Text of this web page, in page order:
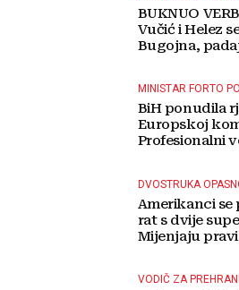
BUKNUO
Vučić i Helez
Bugojna,
MINISTAR FORTO
BiH ponudila
Europskoj
Profesionalni
DVOSTRUKA
Amerikanci se
rat s dvije
Mijenjaju
VODIČ ZA